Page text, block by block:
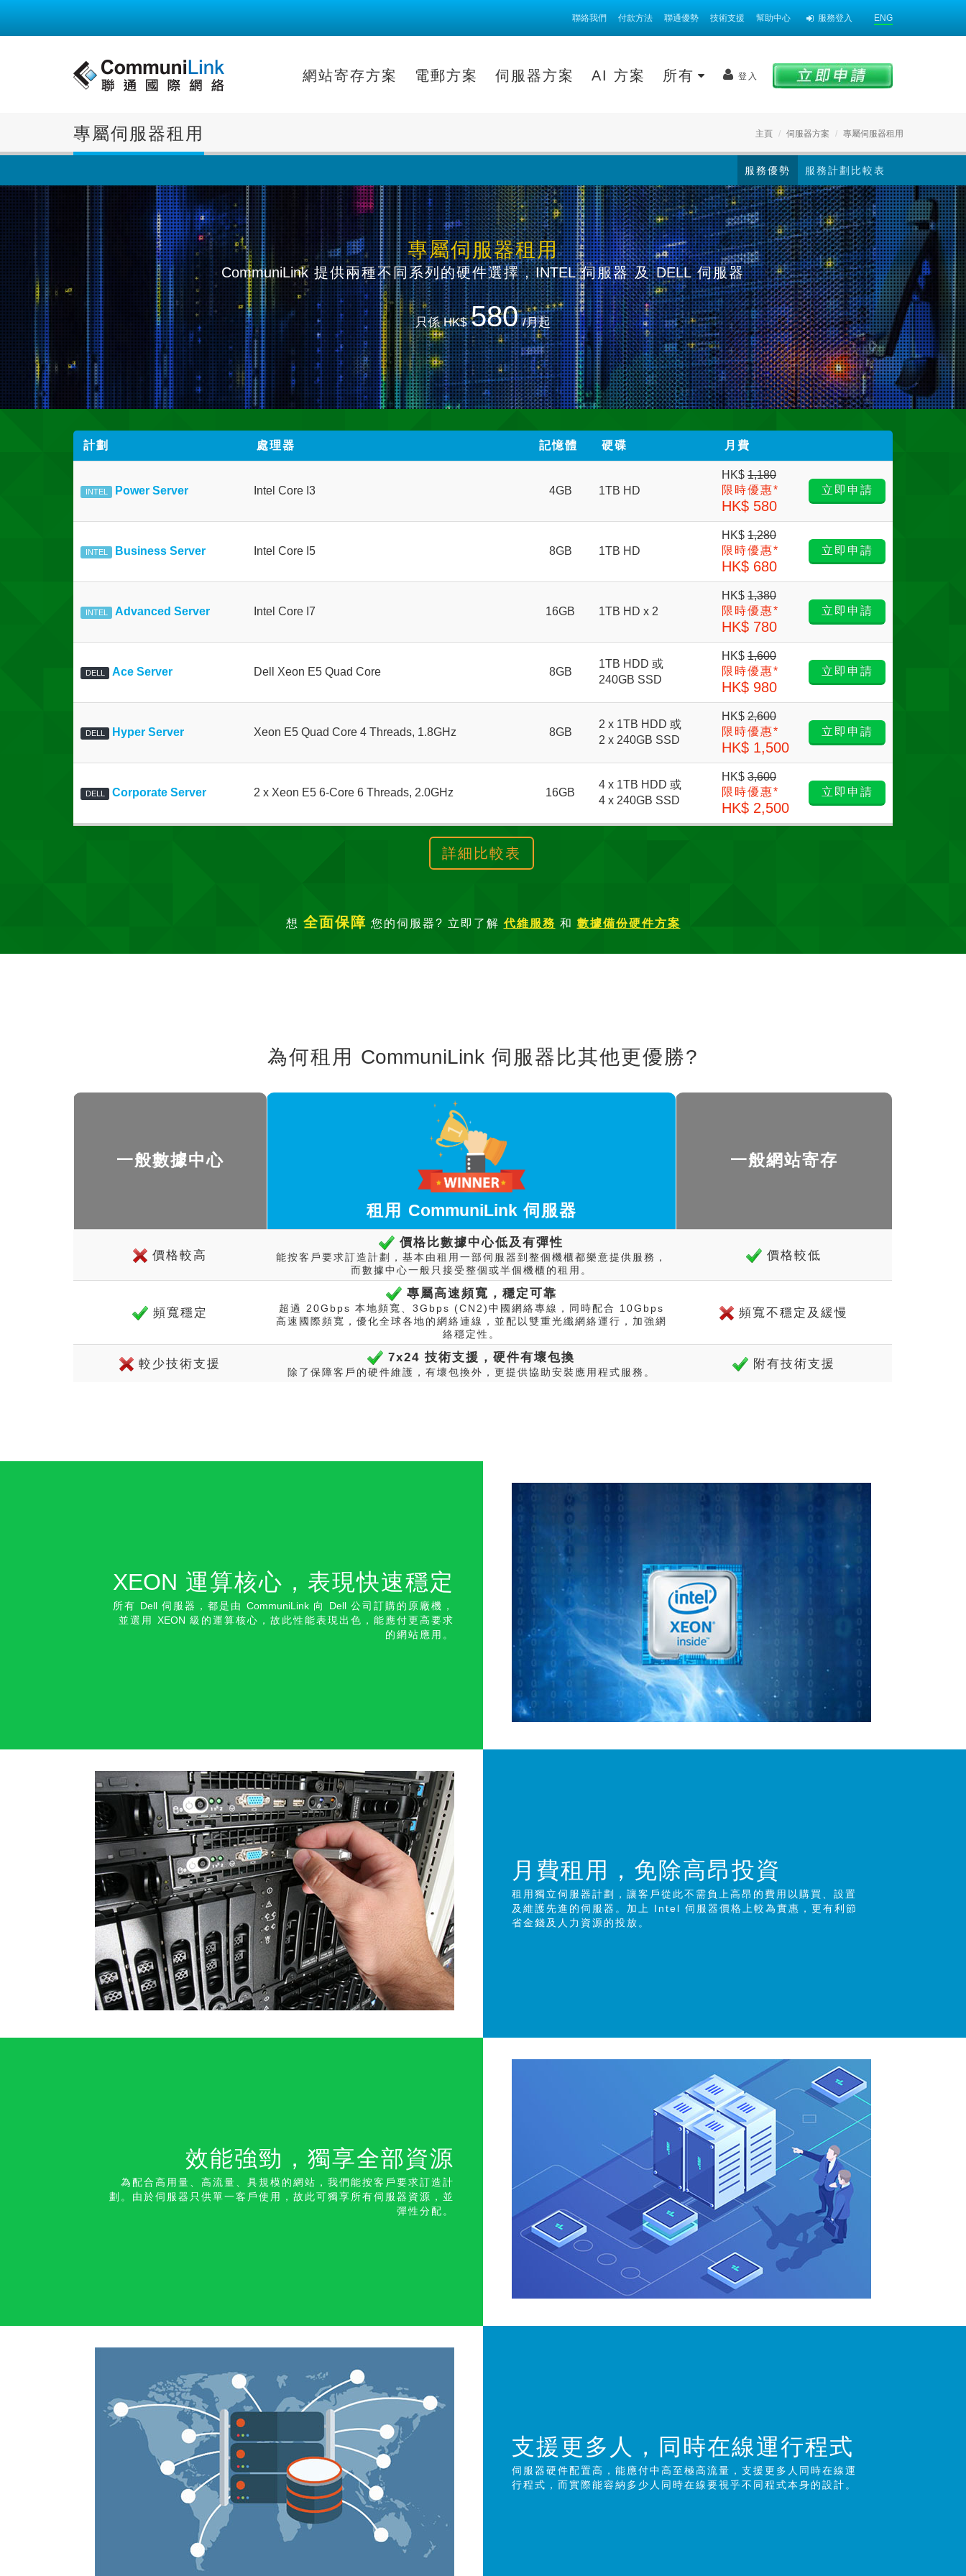
聯絡我們 付款方法 聯通優勢 技術支援 幫助中心 服務登入 ENG
網站寄存方案 電郵方案 伺服器方案 AI 方案 所有 登入
主頁 伺服器方案 專屬伺服器租用
專屬伺服器租用
服務計劃比較表
服務優勢
專屬伺服器租用
CommuniLink提供兩種不同系列的硬件選擇，INTEL伺服器 及DELL伺服器
只係 HK$ 580 /月起
計劃 處理器 記憶體 硬碟 月費
INTEL Power Server Intel Core I3 4GB 1TB HD
HK$ 1,180
限時優惠*
HK$ 580
立即申請
INTEL Business Server Intel Core I5 8GB 1TB HD
HK$ 1,280
限時優惠*
HK$ 680
立即申請
INTEL Advanced Server Intel Core I7 16GB 1TB HD x 2
HK$ 1,380
限時優惠*
HK$ 780
立即申請
DELL Ace Server Dell Xeon E5 Quad Core 8GB
1TB HDD 或
240GB SSD
HK$ 1,600
限時優惠*
HK$ 980
立即申請
DELL Hyper Server Xeon E5 Quad Core 4 Threads, 1.8GHz 8GB
2 x 1TB HDD 或
2 x 240GB SSD
HK$ 2,600
限時優惠*
HK$ 1,500
立即申請
DELL Corporate Server 2 x Xeon E5 6-Core 6 Threads, 2.0GHz 16GB
4 x 1TB HDD 或
4 x 240GB SSD
HK$ 3,600
限時優惠*
HK$ 2,500
立即申請
詳細比較表
想 全面保障 您的伺服器? 立即了解代維服務 和 數據備份硬件方案
為何租用 CommuniLink 伺服器比其他更優勝?
一般數據中心
租用 CommuniLink伺服器
一般網站寄存
價格較高
價格比數據中心低及有彈性
能按客戶要求訂造計劃，基本由租用一部伺服器到整個機櫃都樂意提供服務，
而數據中心一般只接受整個或半個機櫃的租用。
價格較低
頻寬穩定
專屬高速頻寬，穩定可靠
超過 20Gbps 本地頻寬、3Gbps (CN2)中國網絡專線，同時配合 10Gbps
高速國際頻寬，優化全球各地的網絡連線，並配以雙重光纖網絡運行，加強網
絡穩定性。
頻寬不穩定及緩慢
較少技術支援 7x24 技術支援，硬件有壞包換
除了保障客戶的硬件維護，有壞包換外，更提供協助安裝應用程式服務。
附有技術支援
XEON 運算核心，表現快速穩定
所有 Dell 伺服器，都是由 CommuniLink 向 Dell 公司訂購的原廠機，
並選用 XEON 級的運算核心，故此性能表現出色，能應付更高要求
的網站應 用。
月費租用，免除高昂投資
租用獨立伺服器計劃，讓客戶從此不需負上高昂的費用以購買、設置
及維護先進的伺服器。加上 Intel 伺服器價格上較為實惠，更有利節
省金錢及人力資源的投放。
效能強勁，獨享全部資源
為配合高用量、高流量、具規模的網站，我們能按客戶要求訂造計
劃。由於伺服器只供單一客戶使用，故此可獨享所有伺服器資源，並
彈性分配。
支援更多人，同時在線運行程式
伺服器硬件配置高，能應付中高至極高流量，支援更多人同時在線運
行程式，而實際能容納多少人同時在線要視乎不同程式本身的設計。